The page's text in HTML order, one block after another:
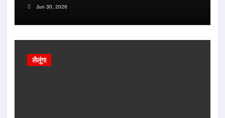
Jun 30, 2026
लैलूंगा